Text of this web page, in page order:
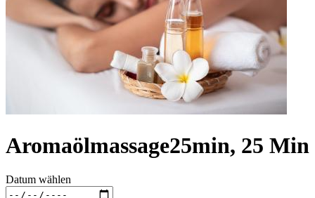
Aromaölmassage25min, 25 Min
Datum wählen